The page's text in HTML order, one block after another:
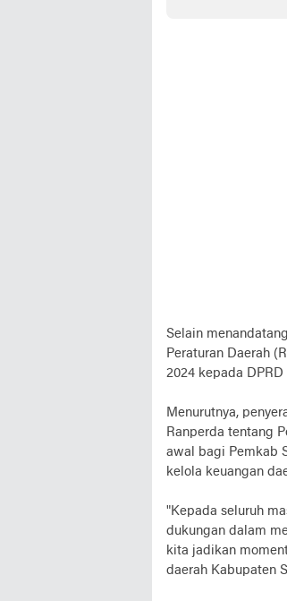
Selain
Peraturan Daerah
2024 kepada DPRD
Menurutnya,
Ranperda tentang
awal bagi Pemkab
kelola keuangan
"Kepada seluruh
dukungan dalam
kita jadikan
daerah Kabupaten